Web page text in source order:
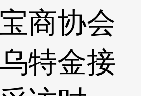
商协会
特金接